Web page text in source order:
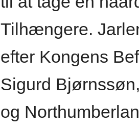
Tilhængere.
efter Kongens
Sigurd
og